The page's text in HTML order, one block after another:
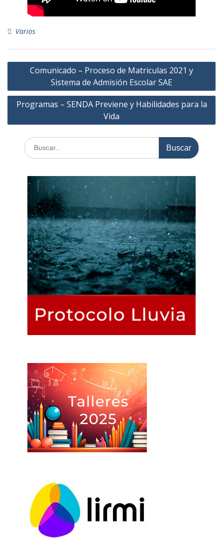
Varios
Navegación
entradas
Comunicado – Proceso de Matriculas 2021 y
Sistema de Admisión Escolar SAE
Programas – SENDA Previene y Habilidades para la
Vida
Buscar: